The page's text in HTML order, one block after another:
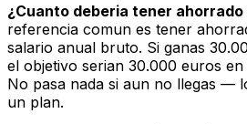
¿Cuanto deberia tener ahorrado
referencia comun es tener
salario anual bruto. Si ganas
el objetivo serian 30.000 euros
No pasa nada si aun no llegas —
un plan.